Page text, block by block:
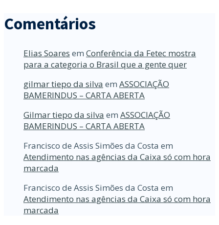
Comentários
Elias Soares em Conferência da Fetec mostra
para a categoria o Brasil que a gente quer
gilmar tiepo da silva em ASSOCIAÇÃO
BAMERINDUS – CARTA ABERTA
Gilmar tiepo da silva em ASSOCIAÇÃO
BAMERINDUS – CARTA ABERTA
Francisco de Assis Simões da Costa em
Atendimento nas agências da Caixa só com hora
marcada
Francisco de Assis Simões da Costa em
Atendimento nas agências da Caixa só com hora
marcada